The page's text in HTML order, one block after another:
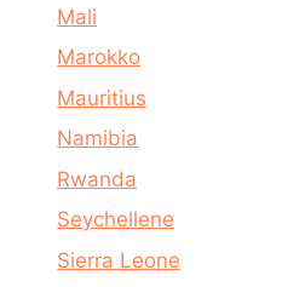
Mali
Marokko
Mauritius
Namibia
Rwanda
Seychellene
Sierra Leone